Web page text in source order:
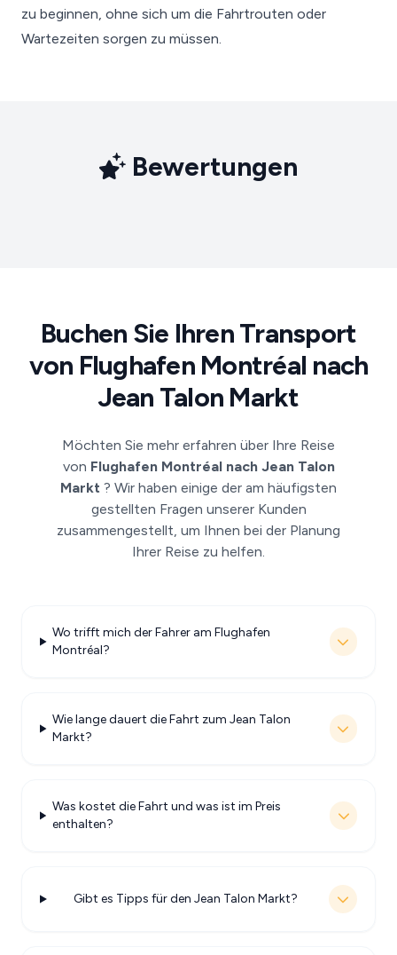
zu beginnen, ohne sich um die Fahrtrouten oder
Wartezeiten sorgen zu müssen.
Bewertungen
Buchen Sie Ihren Transport
von Flughafen Montréal nach
Jean Talon Markt
Möchten Sie mehr erfahren über Ihre Reise
von Flughafen Montréal nach Jean Talon
Markt ? Wir haben einige der am häufigsten
gestellten Fragen unserer Kunden
zusammengestellt, um Ihnen bei der Planung
Ihrer Reise zu helfen.
Wo trifft mich der Fahrer am Flughafen
Montréal?
Wie lange dauert die Fahrt zum Jean Talon
Markt?
Was kostet die Fahrt und was ist im Preis
enthalten?
Gibt es Tipps für den Jean Talon Markt?